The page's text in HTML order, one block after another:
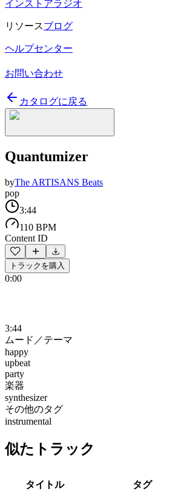
インストアラジオ
リソースブログ
ヘルプセンター
お問い合わせ
カタログに戻る
Quantumizer
byThe ARTISANS Beats
pop
3:44
110 BPM
Content ID
トラックを購入
0:00
3:44
ムード／テーマ
happy
upbeat
party
楽器
synthesizer
その他のタグ
instrumental
似たトラック
タイトル タグ